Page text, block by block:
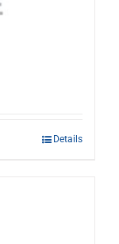
Details